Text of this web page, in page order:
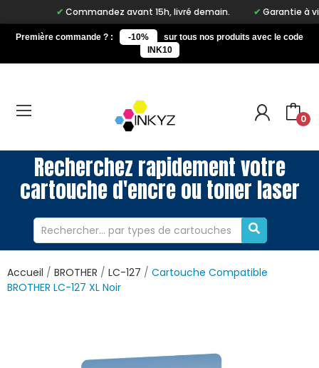
Commandez avant 15h, livré demain. Garantie à vie
Première commande ? : -10%
sur tous nos produits avec le code
INK10
0
Recherchez rapidement votre
cartouche d'encre ou toner laser
Accueil BROTHER LC-127
Cartouche Compatible
BROTHER LC-127 XL Noir